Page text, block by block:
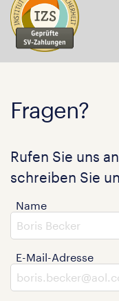
Fragen?
Rufen Sie uns an
schreiben Sie
Name
E-Mail-Adresse